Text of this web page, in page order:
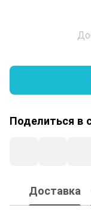
Поделиться в
Доставка